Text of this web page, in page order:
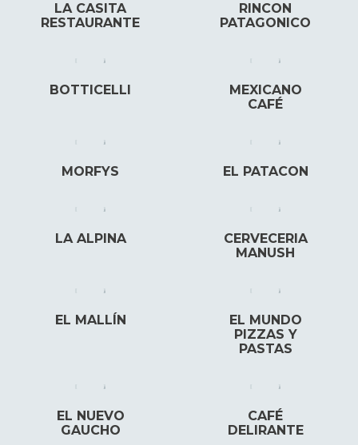
LA CASITA
RESTAURANTE
RINCON
PATAGONICO
BOTTICELLI
MEXICANO
CAFÉ
MORFYS EL PATACON
LA ALPINA
CERVECERIA
MANUSH
EL MALLÍN
EL MUNDO
PIZZAS Y
PASTAS
EL NUEVO
GAUCHO
CAFÉ
DELIRANTE